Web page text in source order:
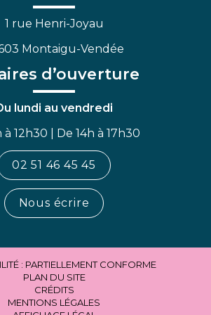
1 rue Henri-Joyau
Montaigu-Vendée
d’ouverture
lundi au vendredi
à 12h30 | De 14h à 17h30
02 51 46 45 45
Nous écrire
: PARTIELLEMENT CONFORME
PLAN DU SITE
CRÉDITS
MENTIONS LÉGALES